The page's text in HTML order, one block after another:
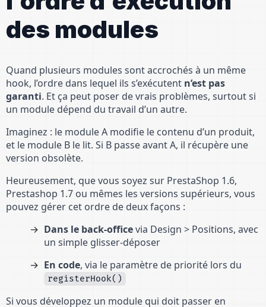
des modules
Quand plusieurs modules sont accrochés à un même
hook, l’ordre dans lequel ils s’exécutent n’est pas
garanti. Et ça peut poser de vrais problèmes, surtout si
un module dépend du travail d’un autre.
Imaginez : le module A modifie le contenu d’un produit,
et le module B le lit. Si B passe avant A, il récupère une
version obsolète.
Heureusement, que vous soyez sur PrestaShop 1.6,
Prestashop 1.7 ou mêmes les versions supérieurs, vous
pouvez gérer cet ordre de deux façons :
Dans le back-officevia Design > Positions, avec
un simple glisser-déposer
En code, via le paramètre de priorité lors du
registerHook()
Si vous développez un module qui doit passer en